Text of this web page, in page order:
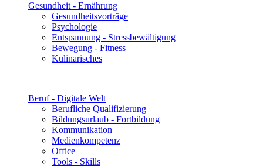
Gesundheit - Ernährung
Gesundheitsvorträge
Psychologie
Entspannung - Stressbewältigung
Bewegung - Fitness
Kulinarisches
Beruf - Digitale Welt
Berufliche Qualifizierung
Bildungsurlaub - Fortbildung
Kommunikation
Medienkompetenz
Office
Tools - Skills